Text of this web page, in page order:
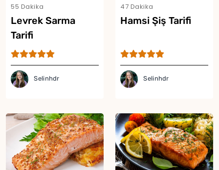
55 Dakika
Levrek Sarma
Tarifi
Selinhdr
47 Dakika
Hamsi Şiş Tarifi
Selinhdr